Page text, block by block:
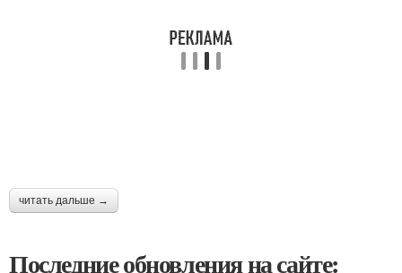
читать дальше →
Последние обновления на сайте: